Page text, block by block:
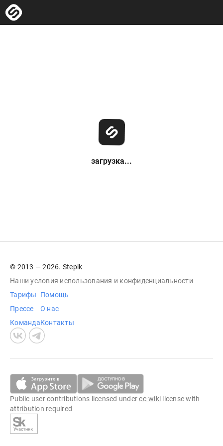
загрузка...
© 2013 — 2026. Stepik
Наши условия использования и конфиденциальности
Тарифы
Прессе
Команда
Помощь
О нас
Контакты
Public user contributions licensed undercc-wiki license with
attribution required